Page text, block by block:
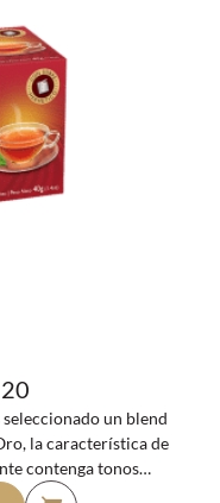
seleccionado un blend
la característica de
contenga tonos
para disfrutar por